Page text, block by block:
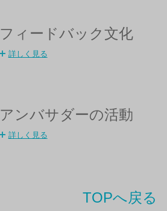
フィードバック文化
詳しく見る
アンバサダーの活動
詳しく見る
TOPへ戻る